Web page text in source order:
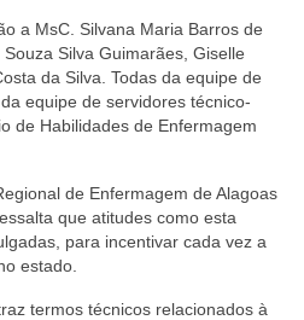
2027-2029
a MsC. Silvana Maria Barros de
Silva Guimarães, Giselle
da Silva. Todas da equipe de
equipe de servidores técnico-
de Habilidades de Enfermagem
de Enfermagem de Alagoas
que atitudes como esta
para incentivar cada vez a
estado.
termos técnicos relacionados à